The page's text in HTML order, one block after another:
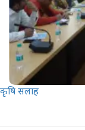
कृषि सलाह